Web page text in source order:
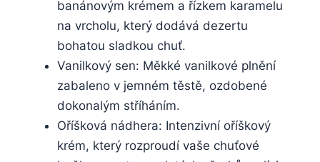
banánovým krémem a řízkem karamelu
na vrcholu, který dodává dezertu
bohatou sladkou chuť.
Vanilkový sen: Měkké vanilkové plnění
zabaleno v jemném těstě, ozdobené
dokonalým stříháním.
Oříšková nádhera: Intenzivní oříškový
krém, který rozproudí vaše chuťové